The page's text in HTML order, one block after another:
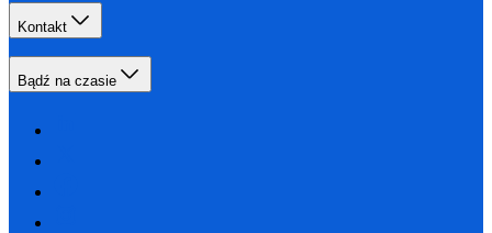
Kontakt
Bądź na czasie